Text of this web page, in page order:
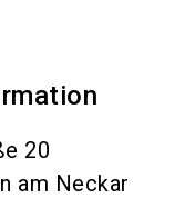
20
am Neckar